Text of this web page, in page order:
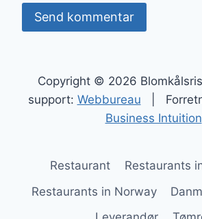
Copyright © 2026
support: Webbureau |
Business Intuition
Restaurant
Restaurants
Restaurants in Norway